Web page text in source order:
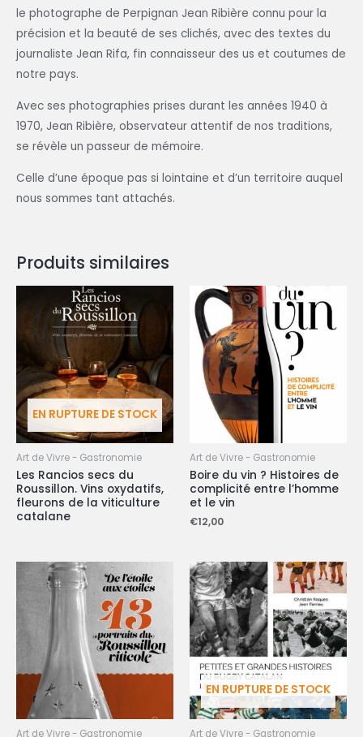
le photographe de Perpignan Jean Ribière connu pour la
précision et la beauté de ses clichés, avec des textes du
journaliste Jean Rifa, fin connaisseur des us et coutumes de
notre pays.
Avec ses photographies prises durant les années 1940 à
1970, Jean Ribière, observateur attentif de nos traditions,
se révèle un passeur de mémoire.
Celle d’une époque pas si lointaine et d’un territoire auquel
nous sommes tant attachés.
Produits similaires
EN RUPTURE DE STOCK
Art de Vivre - Gastronomie
Les Rancios secs du
Roussillon. Vins oxydatifs,
fleurons de la viticulture
catalane
Art de Vivre - Gastronomie
Boire du vin ? Histoires de
complicité entre l’homme
et le vin
€12,00
Art de Vivre - Gastronomie
EN RUPTURE DE STOCK
Art de Vivre - Gastronomie